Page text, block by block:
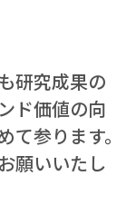
研究成果の
ド価値の向
参ります。
願いいたし